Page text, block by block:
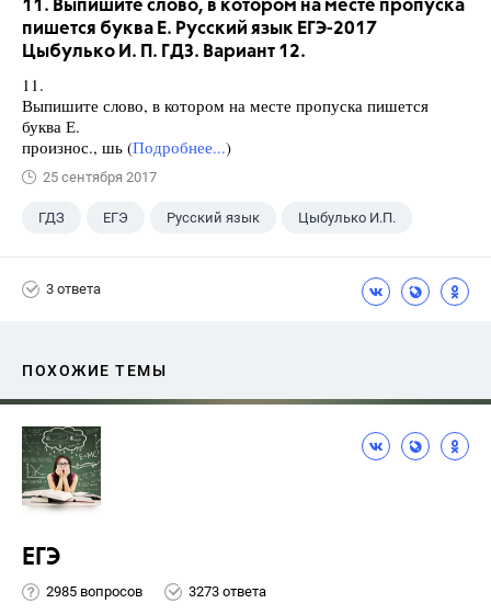
11. Выпишите слово, в котором на месте пропуска
пишется буква Е. Русский язык ЕГЭ-2017
Цыбулько И. П. ГДЗ. Вариант 12.
11.
Выпишите слово, в котором на месте пропуска пишется
буква Е.
произнос., шь (Подробнее...)
25 сентября 2017
ГДЗ ЕГЭ Русский язык Цыбулько И.П.
3 ответа
ПОХОЖИЕ ТЕМЫ
ЕГЭ
2985 вопросов 3273 ответа